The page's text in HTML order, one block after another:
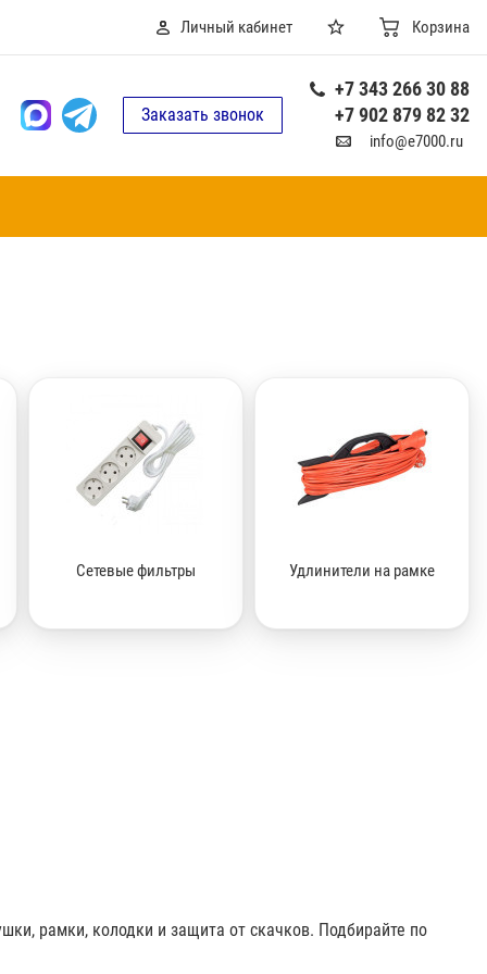
Личный кабинет Корзина
Заказать звонок
+7 343 266 30 88
+7 902 879 82 32
info@e7000.ru
Сетевые фильтры Удлинители на рамке
рамки, колодки и защита от скачков. Подбирайте по